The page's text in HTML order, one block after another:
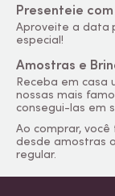
Presenteie
Aproveite a data
especial!
Amostras e
Receba em casa
nossas mais
consegui-las em
Ao comprar,
desde amostras
regular.